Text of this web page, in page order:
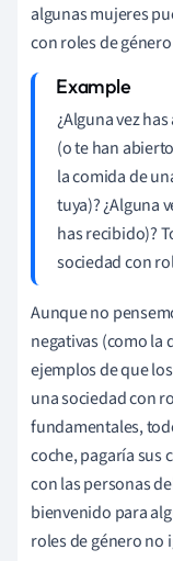
algunas mujeres
con roles de
¿Alguna vez
(o te han
la comida de
tuya)? ¿Alguna
has recibido)?
sociedad con
Aunque no
negativas (como la
ejemplos de que
una sociedad con
fundamentales,
coche, pagaría sus
con las personas
bienvenido para
roles de género no